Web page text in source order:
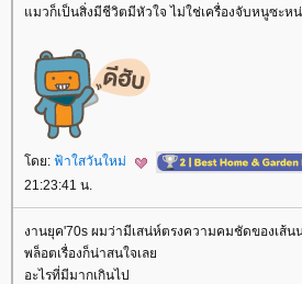
มวก็เป็นสิ่งมีชีวิตมีหัวใจ ไม่ใช่เครื่องจับหนูซะหน่
ดย: ฟ้าใสวันใหม่
21:23:41 น.
งานยุค'70s ผมว่ามีเสน่ห์ตรงความคมชัดของเส้น
พล็อตเรื่องก็น่าสนใจเล
อะไรที่มีมากเกินไป